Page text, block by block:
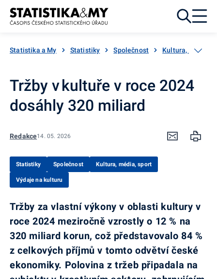
Přejít k obsahu
Statistika a My Statistiky Společnost Kultura, média,
Tržby v kultuře v roce 2024
dosáhly 320 miliard
Redakce14. 05. 2026
Statistiky Společnost Kultura, média, sport
Výdaje na kulturu
Tržby za vlastní výkony v oblasti kultury v
roce 2024 meziročně vzrostly o 12 % na
320 miliard korun, což představovalo 84 %
z celkových příjmů v tomto odvětví české
ekonomiky. Polovina z tržeb připadala na